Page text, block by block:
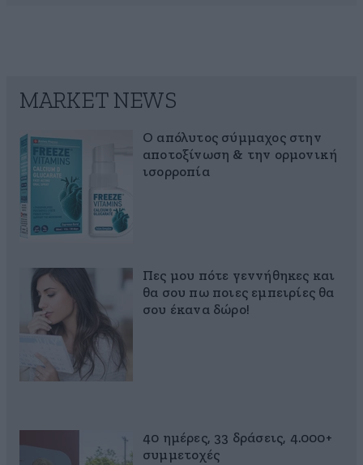
MARKET NEWS
Ο απόλυτος σύμμαχος στην
αποτοξίνωση & την ορμονική
ισορροπία
Πες μου πότε γεννήθηκες και
θα σου πω ποιες εμπειρίες θα
σου έκανα δώρο!
40 ημέρες, 33 δράσεις, 4.000+
συμμετοχές